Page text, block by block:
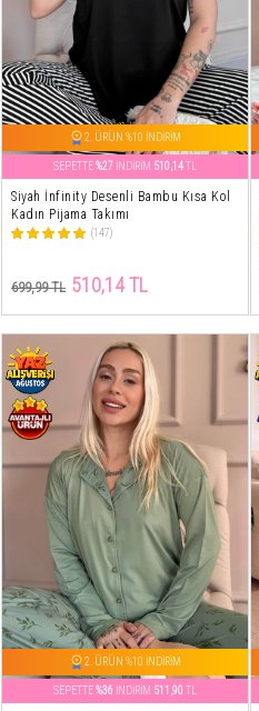
2. ÜRÜN %10 İNDİRİM
SEPETTE%27 İNDİRİM 510,14TL
Siyah İnfinity Desenli Bambu Kısa Kol
Kadın Pijama Takımı
(147)
699,99 TL 510,14 TL
2. ÜRÜN %10 İNDİRİM
SEPETTE%36 İNDİRİM 511,90 TL